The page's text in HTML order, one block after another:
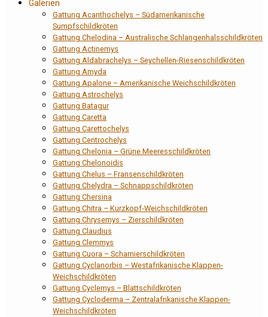
Galerien
Gattung Acanthochelys – Südamerikanische
Sumpfschildkröten
Gattung Chelodina – Australische Schlangenhalsschildkröten
Gattung Actinemys
Gattung Aldabrachelys – Seychellen-Riesenschildkröten
Gattung Amyda
Gattung Apalone – Amerikanische Weichschildkröten
Gattung Astrochelys
Gattung Batagur
Gattung Caretta
Gattung Carettochelys
Gattung Centrochelys
Gattung Chelonia – Grüne Meeresschildkröten
Gattung Chelonoidis
Gattung Chelus – Fransenschildkröten
Gattung Chelydra – Schnappschildkröten
Gattung Chersina
Gattung Chitra – Kurzkopf-Weichschildkröten
Gattung Chrysemys – Zierschildkröten
Gattung Claudius
Gattung Clemmys
Gattung Cuora – Scharnierschildkröten
Gattung Cyclanorbis – Westafrikanische Klappen-
Weichschildkröten
Gattung Cyclemys – Blattschildkröten
Gattung Cycloderma – Zentralafrikanische Klappen-
Weichschildkröten